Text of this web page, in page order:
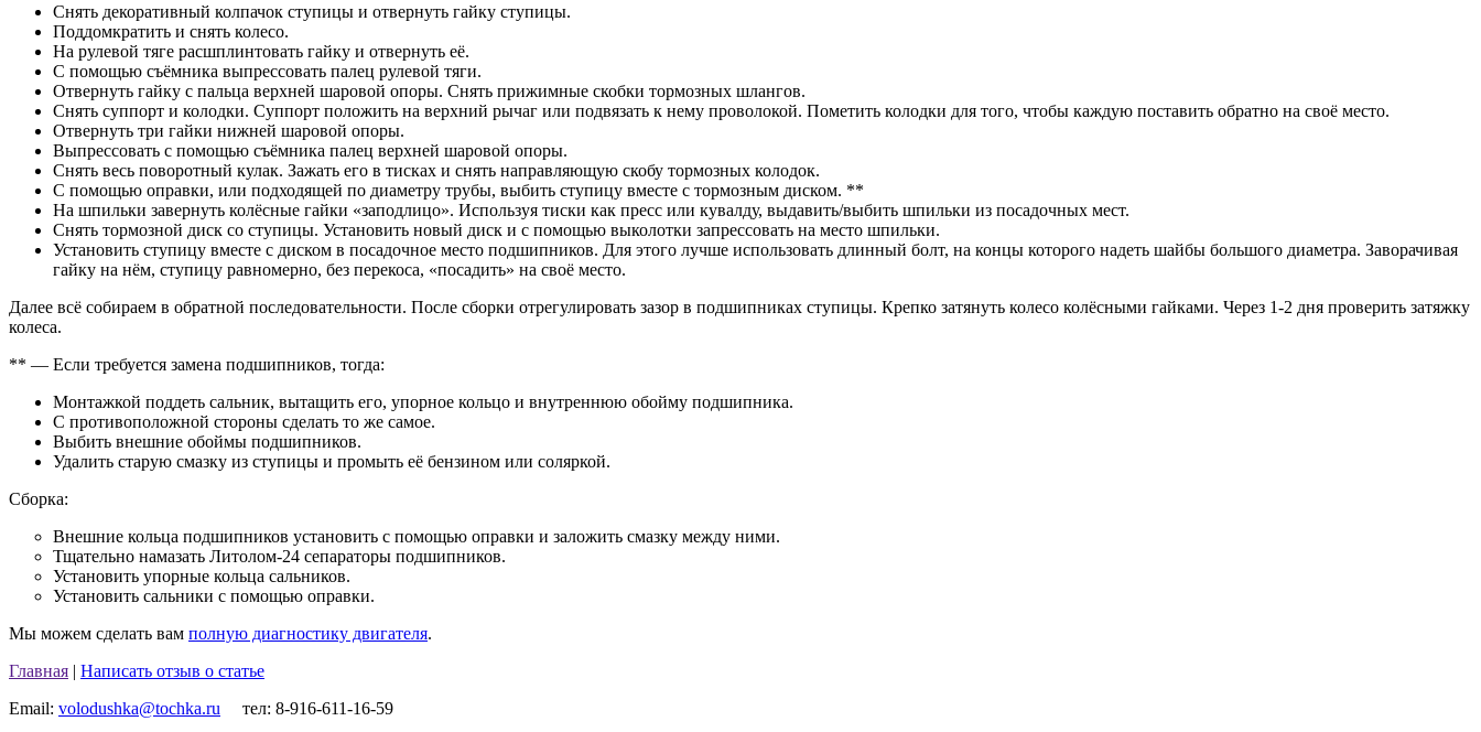
Снять декоративный колпачок ступицы и отвернуть гайку ступицы.
Поддомкратить и снять колесо.
На рулевой тяге расшплинтовать гайку и отвернуть её.
С помощью съёмника выпрессовать палец рулевой тяги.
Отвернуть гайку с пальца верхней шаровой опоры. Снять прижимные скобки тормозных шлангов.
Снять суппорт и колодки. Суппорт положить на верхний рычаг или подвязать к нему проволокой. Пометить колодки для того, чтобы каждую поставить обратно на своё место.
Отвернуть три гайки нижней шаровой опоры.
Выпрессовать с помощью съёмника палец верхней шаровой опоры.
Снять весь поворотный кулак. Зажать его в тисках и снять направляющую скобу тормозных колодок.
С помощью оправки, или подходящей по диаметру трубы, выбить ступицу вместе с тормозным диском. **
На шпильки завернуть колёсные гайки «заподлицо». Используя тиски как пресс или кувалду, выдавить/выбить шпильки из посадочных мест.
Снять тормозной диск со ступицы. Установить новый диск и с помощью выколотки запрессовать на место шпильки.
Установить ступицу вместе с диском в посадочное место подшипников. Для этого лучше использовать длинный болт, на концы которого надеть шайбы большого диаметра. Заворачивая
гайку на нём, ступицу равномерно, без перекоса, «посадить» на своё место.
Далее всё собираем в обратной последовательности. После сборки отрегулировать зазор в подшипниках ступицы. Крепко затянуть колесо колёсными гайками. Через 1-2 дня проверить затяжку
колеса.
** — Если требуется замена подшипников, тогда:
Монтажкой поддеть сальник, вытащить его, упорное кольцо и внутреннюю обойму подшипника.
С противоположной стороны сделать то же самое.
Выбить внешние обоймы подшипников.
Удалить старую смазку из ступицы и промыть её бензином или соляркой.
Сборка:
Внешние кольца подшипников установить с помощью оправки и заложить смазку между ними.
Тщательно намазать Литолом-24 сепараторы подшипников.
Установить упорные кольца сальников.
Установить сальники с помощью оправки.
Мы можем сделать вам полную диагностику двигателя.
Главная | Написать отзыв о статье
Email: volodushka@tochka.ru тел: 8-916-611-16-59